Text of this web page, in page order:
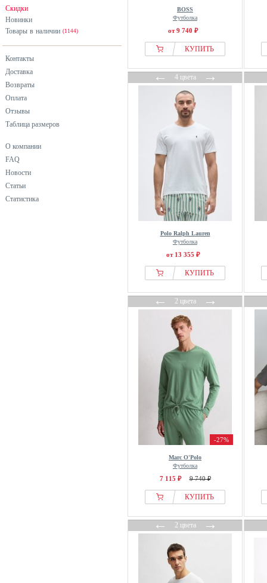
United Colors of Benetton
Скидки
Новинки
Товары в наличии (1144)
Контакты
Доставка
Возвраты
Оплата
Отзывы
Таблица размеров
О компании
FAQ
Новости
Статьи
Статистика
BOSS
Футболка
от 9 740 ₽
КУПИТЬ
←4 цвета→
Polo Ralph Lauren
Футболка
от 13 355 ₽
КУПИТЬ
←2 цвета→
-27%
Marc O'Polo
Футболка
7 115 ₽ 9 740 ₽
КУПИТЬ
←2 цвета→